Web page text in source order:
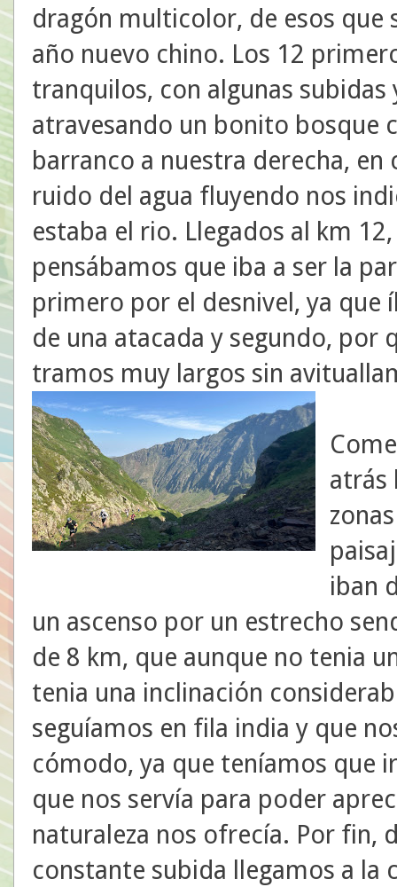
dragón multicolor, de esos que
año nuevo chino. Los 12
tranquilos, con algunas subidas
atravesando un bonito bosque
barranco a nuestra derecha, en
ruido del agua fluyendo nos
estaba el rio. Llegados al km
pensábamos que iba a ser la
primero por el desnivel, ya que
de una atacada y segundo,
tramos muy largos sin
atrás
iban
un ascenso por un estrecho
de 8 km, que aunque no tenia
tenia una inclinación
seguíamos en fila india y que
cómodo, ya que teníamos que
que nos servía para poder
naturaleza nos ofrecía. Por fin,
constante subida llegamos a la